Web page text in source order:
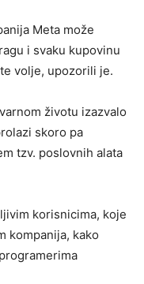
Meta može
i svaku kupovinu
volje, upozorili je.
životu izazvalo
skoro pa
tzv. poslovnih alata
korisnicima, koje
kompanija, kako